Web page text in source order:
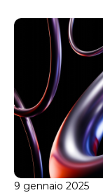
9 gennaio 2025